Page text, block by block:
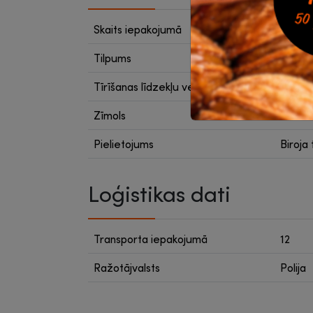
Skaits iepakojumā 1 gab.
Tilpums 400 ml
Tīrīšanas līdzekļu veids
Zīmols
Pielietojums Biroja
Loģistikas dati
Transporta iepakojumā 12
Ražotājvalsts Polija